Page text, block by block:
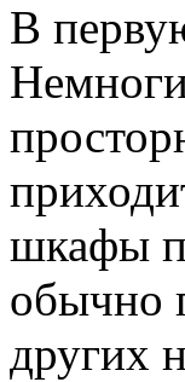
В
шкафы
обычно
других